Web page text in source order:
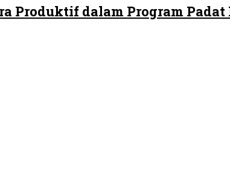
Produktif dalam Program